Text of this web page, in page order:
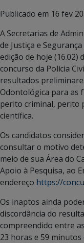
Publicado em 16 fev
A Secretarias de
de Justiça e
edição de hoje (16.02)
concurso da Polícia
resultados
Odontológica para as
perito criminal, perito
científica.
Os candidatos
consultar o motivo
meio de sua Área do
Apoio à Pesquisa, ao
endereço https://
Os inaptos ainda
discordância do
compreendido entre
23 horas e 59 minutos